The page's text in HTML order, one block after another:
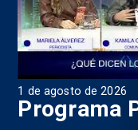
1 de agosto de 2026
Programa